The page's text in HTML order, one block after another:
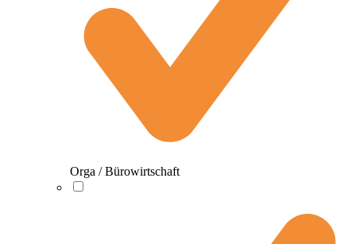
Orga / Bürowirtschaft